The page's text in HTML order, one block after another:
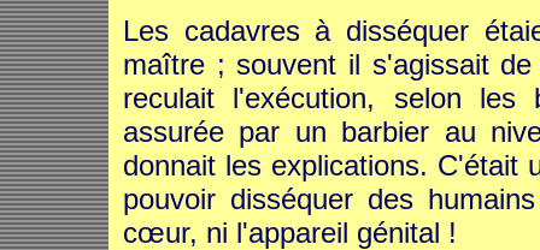
Les cadavres à disséquer
maître ; souvent il s'agissait
reculait l'exécution, selon
assurée par un barbier au
donnait les explications. C'était
pouvoir disséquer des
cœur, ni l'appareil génital !